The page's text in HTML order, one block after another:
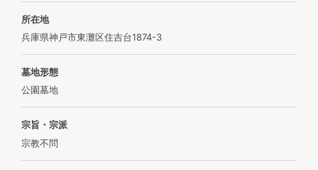
所在地
兵庫県神戸市東灘区住吉台1874-3
墓地形態
公園墓地
宗旨・宗派
宗教不問